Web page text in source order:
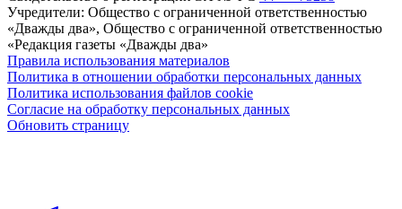
Учредители: Общество с ограниченной ответственностью
«Дважды два», Общество с ограниченной ответственностью
«Редакция газеты «Дважды два»
Правила использования материалов
Политика в отношении обработки персональных данных
Политика использования файлов cookie
Согласие на обработку персональных данных
Обновить страницу